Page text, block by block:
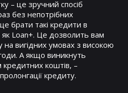
– це зручний спосіб
без непотрібних
брати такі кредити в
Loan+. Це дозволить вам
вигідних умовах з високою
А якщо виникнуть
коштів, –
кредиту.